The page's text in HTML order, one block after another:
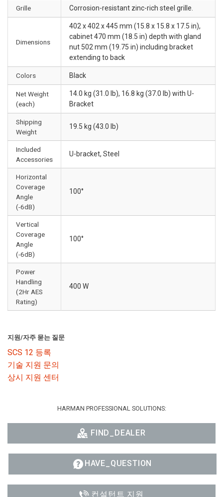
Grille Corrosion-resistant zinc-rich steel grille.
Dimensions
402 x 402 x 445 mm (15.8 x 15.8 x 17.5 in),
cabinet 470 mm (18.5 in) depth with gland
nut 502 mm (19.75 in) including bracket
extending to back
Colors Black
Net Weight
(each)
14.0 kg (31.0 lb), 16.8 kg (37.0 lb) with U-
Bracket
Shipping
Weight
19.5 kg (43.0 lb)
Included
Accessories
U-bracket, Steel
Horizontal
Coverage
Angle
(-6dB)
100°
Vertical
Coverage
Angle
(-6dB)
100°
Power
Handling
(2Hr AES
Rating)
400 W
지원/자주 묻는 질문
SCS 12 등록
기술 지원 문의
상시 지원 센터
HARMAN PROFESSIONAL SOLUTIONS:
FIND_DEALER
HAVE_QUESTION
컨설턴트 지원